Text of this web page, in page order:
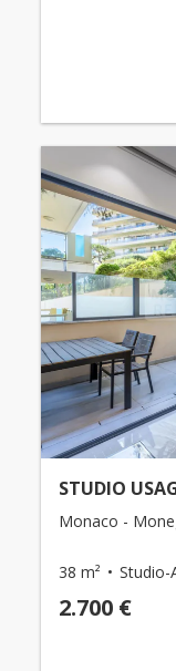
STUDIO
Monaco -
38 m² Studio-
2.700 €